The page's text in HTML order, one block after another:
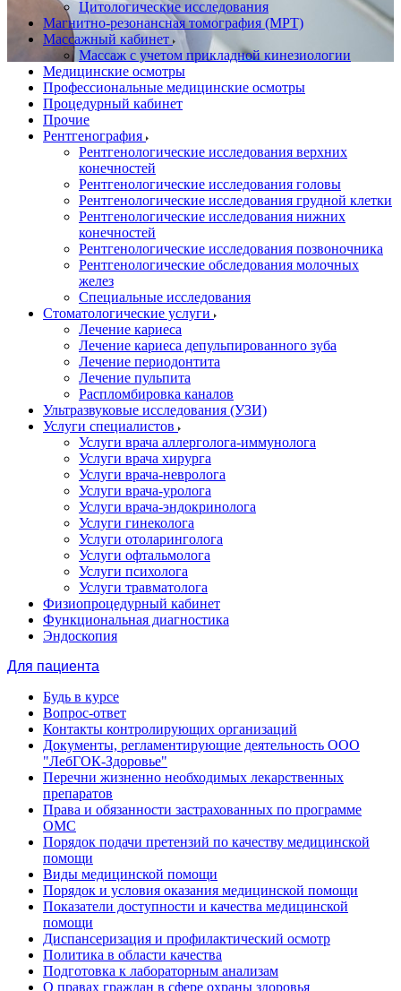
Цитологические исследования
Магнитно-резонансная томография (МРТ)
Массажный кабинет
Массаж с учетом прикладной кинезиологии
Медицинские осмотры
Профессиональные медицинские осмотры
Процедурный кабинет
Прочие
Рентгенография
Рентгенологические исследования верхних
конечностей
Рентгенологические исследования головы
Рентгенологические исследования грудной клетки
Рентгенологические исследования нижних
конечностей
Рентгенологические исследования позвоночника
Рентгенологические обследования молочных
желез
Специальные исследования
Стоматологические услуги
Лечение кариеса
Лечение кариеса депульпированного зуба
Лечение периодонтита
Лечение пульпита
Распломбировка каналов
Ультразвуковые исследования (УЗИ)
Услуги специалистов
Услуги врача аллерголога-иммунолога
Услуги врача хирурга
Услуги врача-невролога
Услуги врача-уролога
Услуги врача-эндокринолога
Услуги гинеколога
Услуги отоларинголога
Услуги офтальмолога
Услуги психолога
Услуги травматолога
Физиопроцедурный кабинет
Функциональная диагностика
Эндоскопия
Для пациента
Будь в курсе
Вопрос-ответ
Контакты контролирующих организаций
Документы, регламентирующие деятельность ООО
"ЛебГОК-Здоровье"
Перечни жизненно необходимых лекарственных
препаратов
Права и обязанности застрахованных по программе
ОМС
Порядок подачи претензий по качеству медицинской
помощи
Виды медицинской помощи
Порядок и условия оказания медицинской помощи
Показатели доступности и качества медицинской
помощи
Диспансеризация и профилактический осмотр
Политика в области качества
Подготовка к лабораторным анализам
О правах граждан в сфере охраны здоровья